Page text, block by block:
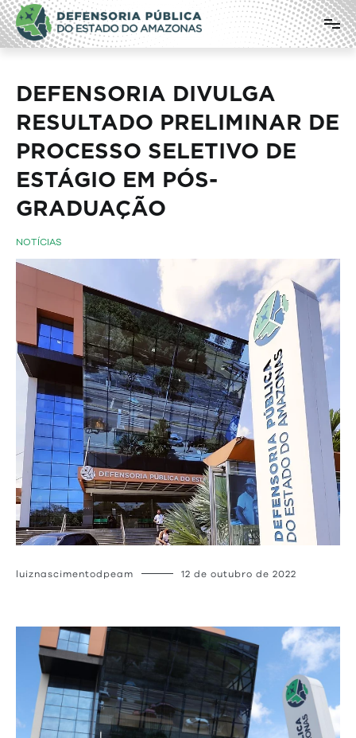
Pular
para
o
conteúdo
Defensoria Pública do Estado do
Amazonas
DEFENSORIA DIVULGA
RESULTADO PRELIMINAR DE
PROCESSO SELETIVO DE
ESTÁGIO EM PÓS-
GRADUAÇÃO
NOTÍCIAS
luiznascimentodpeam 12 de outubro de 2022